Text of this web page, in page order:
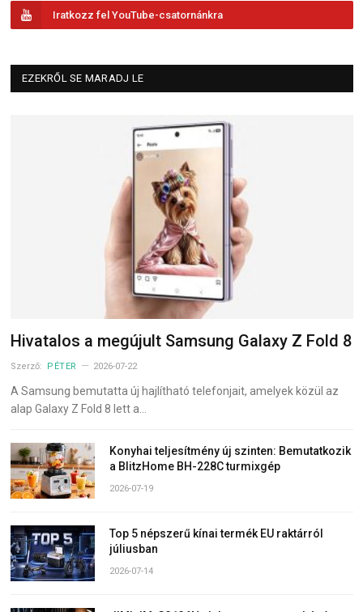
Iratkozz fel YouTube-csatornánkra
EZEKRŐL SE MARADJ LE
Hivatalos a megújult Samsung Galaxy Z Fold 8
Szerző: PÉTER 2026-07-22
A Samsung bemutatta új hajlítható telefonjait, amelyek közül az
alap Galaxy Z Fold 8 lett a…
Konyhai teljesítmény új szinten: Bemutatkozik
a BlitzHome BH-228C turmixgép
2026-07-19
Top 5 népszerű kínai termék EU raktárról
júliusban
2026-07-14